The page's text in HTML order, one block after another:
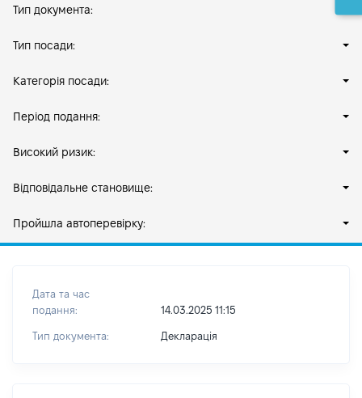
Тип документа:
Тип посади:
Категорія посади:
Період подання:
Високий ризик:
Відповідальне становище:
Пройшла автоперевірку:
Дата та час
подання:
14.03.2025 11:15
Тип документа: Декларація